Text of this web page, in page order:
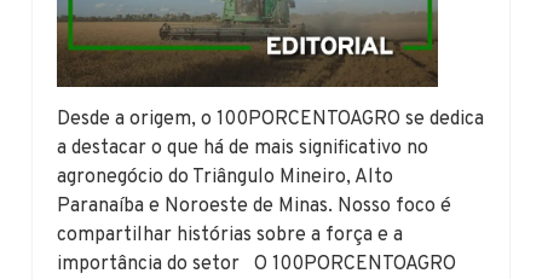
Desde a origem, o 100PORCENTOAGRO se dedica
a destacar o que há de mais significativo no
agronegócio do Triângulo Mineiro, Alto
Paranaíba e Noroeste de Minas. Nosso foco é
compartilhar histórias sobre a força e a
importância do setor O 100PORCENTOAGRO